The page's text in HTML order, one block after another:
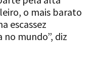
o mais barato
escassez
mundo”, diz